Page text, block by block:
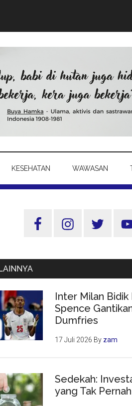
KESEHATAN WAWASAN
Inter Milan Bidik
Spence
Dumfries
17 Juli 2026 By zam
Sedekah:
yang Tak